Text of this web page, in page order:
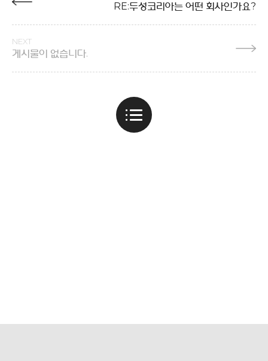
RE:두성코리아는 어떤 회사인가요?
NEXT
게시물이 없습니다.